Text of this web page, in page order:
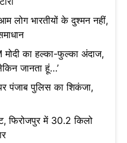
लोग भारतीयों के दुश्मन नहीं,
मोदी का हल्का-फुल्का अंदाज,
जानता हूं…’
पंजाब पुलिस का शिकंजा,
फिरोजपुर में 30.2 किलो